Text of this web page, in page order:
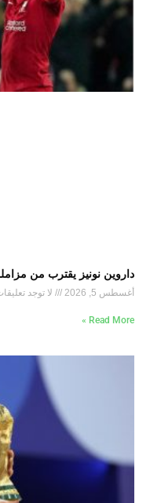
داروين نونيز يقترب من
أغسطس 5, 2026 لا توجد
Read More »